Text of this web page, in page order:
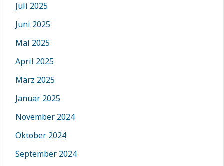
Juli 2025
Juni 2025
Mai 2025
April 2025
März 2025
Januar 2025
November 2024
Oktober 2024
September 2024